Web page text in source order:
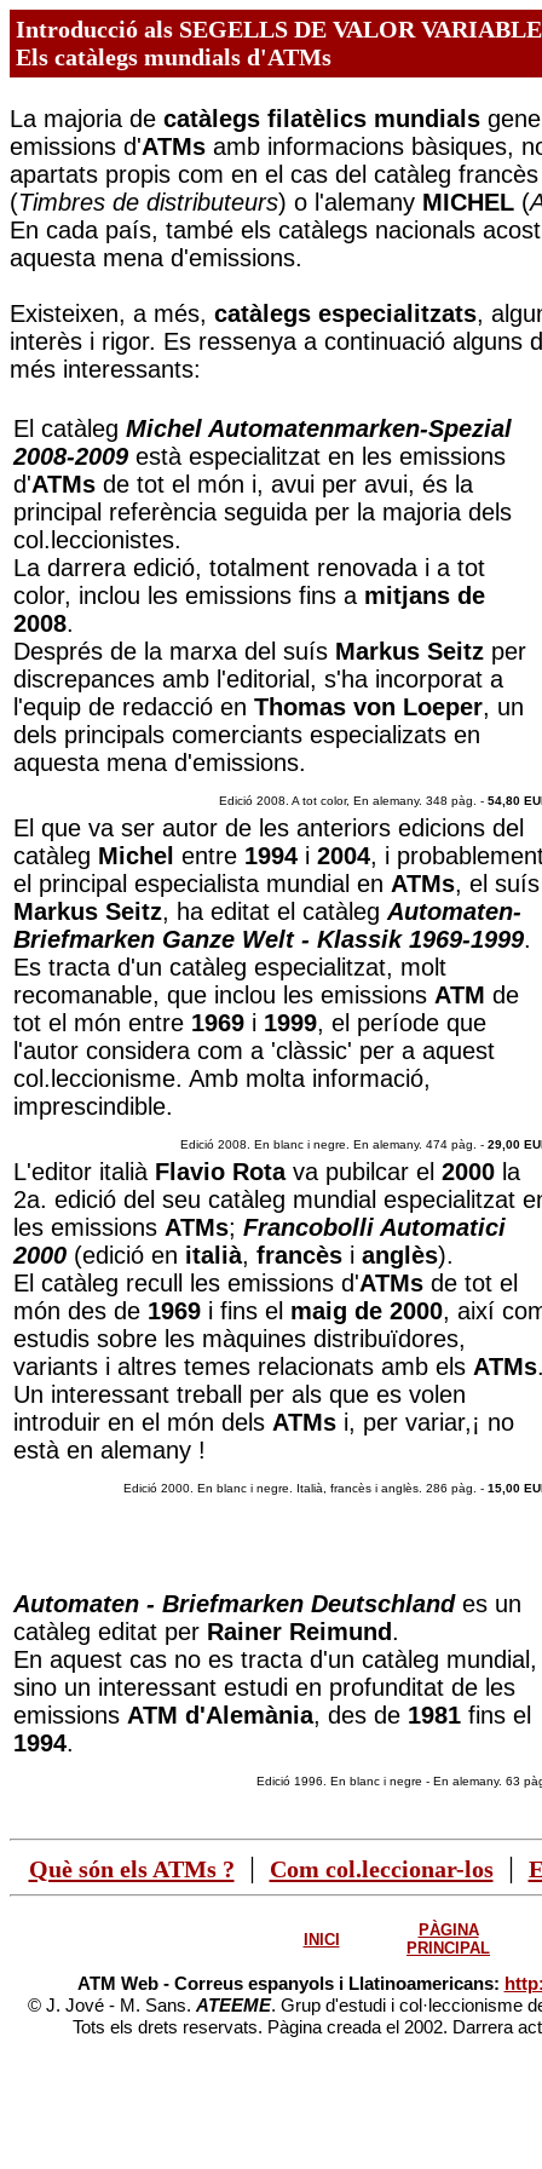
Introducció als SEGELLS DE VALOR
Els catàlegs mundials d'ATMs
La majoria de catàlegs filatèlics mundials
emissions d'ATMs amb informacions bàsiques,
apartats propis com en el cas del catàleg
(Timbres de distributeurs) o l'alemany MICHEL (
En cada país, també els catàlegs nacionals
aquesta mena d'emissions.
Existeixen, a més, catàlegs especialitzats,
interès i rigor. Es ressenya a continuació alguns
més interessants:
El catàleg Michel Automatenmarken-Spezial
2008-2009 està especialitzat en les emissions
d'ATMs de tot el món i, avui per avui, és la
principal referència seguida per la majoria dels
col.leccionistes.
La darrera edició, totalment renovada i a tot
color, inclou les emissions fins a mitjans de
2008.
Després de la marxa del suís Markus Seitz per
discrepances amb l'editorial , s'ha incorporat a
l'equip de redacció en Thomas von Loeper, un
dels principals comerciants especializats en
aquesta mena d'emissions.
Edició 2008. A tot color, En alemany. 348 pàg. - 54,80
El que va ser autor de les anteriors edicions del
catàleg Michel entre 1994 i 2004, i
el principal especialista mundial en ATMs, el suís
Markus Seitz, ha editat el catàleg Automaten-
Briefmarken Ganze Welt - Klassik 1969-1999.
Es tracta d'un catàleg especialitzat, molt
recomanable, que inclou les emissions ATM de
tot el món entre 1969 i 1999, el període que
l'autor considera com a 'clàssic' per a aquest
col.leccionisme. Amb molta informació,
imprescindible.
Edició 2008. En blanc i negre. En alemany. 474 pàg. - 29,00
L'editor italià Flavio Rotava pubilcar el 2000 la
2a. edició del seu catàleg mundial especialitzat
les emissions ATMs; Francobolli Automatici
2000 (edició en italià, francès i anglès).
El catàleg recull les emissions d'ATMs de tot el
món des de 1969 i fins el maig de 2000, així
estudis sobre les màquines distribuïdores,
variants i altres temes relacionats amb els ATMs
Un interessant treball per als que es volen
introduir en el món dels ATMs i, per variar,¡ no
està en alemany !
Edició 2000. En blanc i negre. Italià, francès i anglès. 286 pàg. - 15,00
Automaten - Briefmarken Deutschlandes un
catàleg editat per Rainer Reimund.
En aquest cas no es tracta d'un catàleg mundial,
sino un interessant estudi en profunditat de les
emissions ATM d'Alemània, des de 1981 fins el
1994.
Edició 1996. En blanc i negre - En alemany. 63
Què són els ATMs ? | Com col.leccionar-los|
INICI
PÀGINA
PRINCIPAL
ATM Web - Correus espanyols i Llatinoamericans:
© J. Jové - M. Sans. ATEEME. Grup d'estudi i col·leccionisme
Tots els drets reservats. Pàgina creada el 2002. Darrera